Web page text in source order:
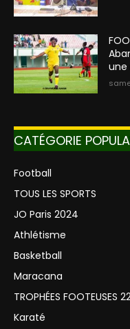
une
CATÉGORIE
Football
TOUS LES SPORTS
JO Paris 2024
Athlétisme
Basketball
Maracana
TROPHÉES FOOTEUSES
Karaté